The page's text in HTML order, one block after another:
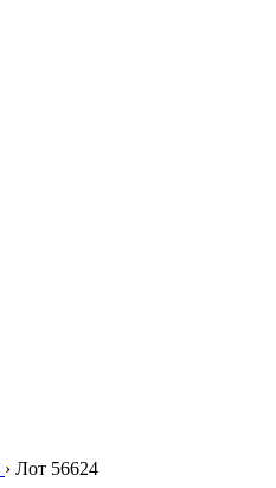
› Лот 56624